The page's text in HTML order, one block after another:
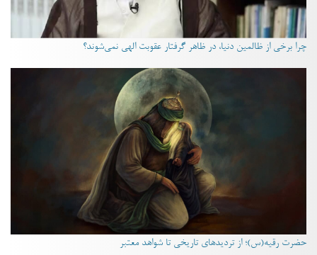
چرا برخی از ظالمین دنیا، در ظاهر گرفتار عقوبت الهی نمی‌شوند؟
حضرت رقیه(س)؛ از تردیدهای تاریخی تا شواهد معتبر